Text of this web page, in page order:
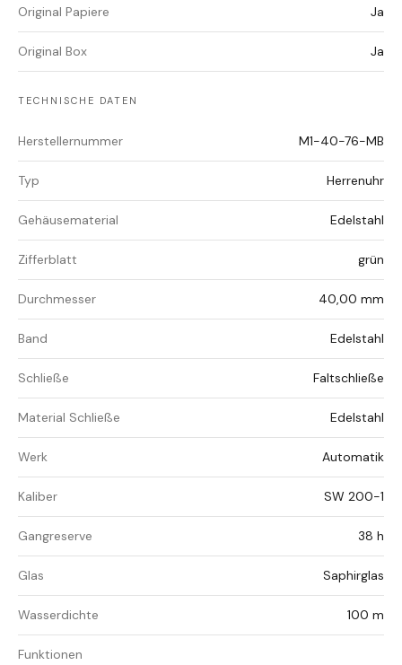
Original Papiere Ja
Original Box Ja
TECHNISCHE DATEN
Herstellernummer M1-40-76-MB
Typ Herrenuhr
Gehäusematerial Edelstahl
Zifferblatt grün
Durchmesser 40,00 mm
Band Edelstahl
Schließe Faltschließe
Material Schließe Edelstahl
Werk Automatik
Kaliber SW 200-1
Gangreserve 38 h
Glas Saphirglas
Wasserdichte 100 m
Funktionen